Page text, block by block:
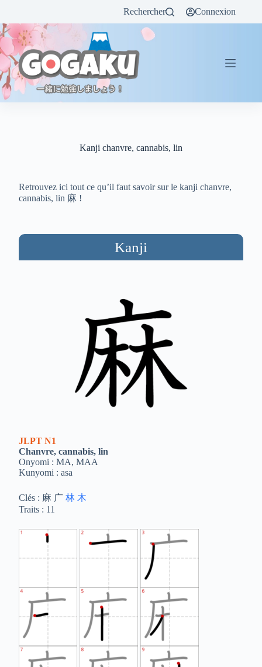
Rechercher Connexion
Kanji chanvre, cannabis, lin
Retrouvez ici tout ce qu’il faut savoir sur le kanji chanvre,
cannabis, lin 麻 !
Kanji
JLPT N1
Chanvre, cannabis, lin
Onyomi : MA, MAA
Kunyomi : asa
Clés : 麻 广林 木
Traits : 11